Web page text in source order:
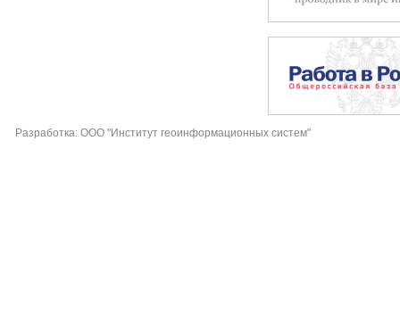
Разработка: ООО "Институт геоинформационных систем"